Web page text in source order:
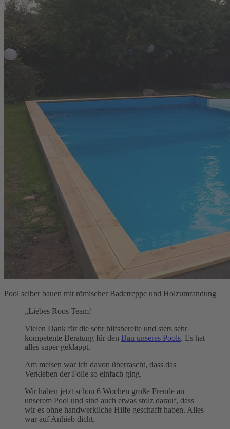
Pool selber bauen mit römischer Badetreppe und Holzumrandung
„Liebes Roos Team!
Vielen Dank für die sehr hilfsbereite und stets sehr
kompetente Beratung für den Bau unseres Pools. Es hat
alles super geklappt.
Am meisen war ich davon überrascht, dass das
Verkleben der Folie so einfach ging.
Wir haben jetzt schon 6 Wochen große Freude an
unserem Pool und sind auch etwas stolz darauf, dass
wir es ohne handwerkliche Hilfe geschafft haben. Alles
war auf Anhieb dicht.